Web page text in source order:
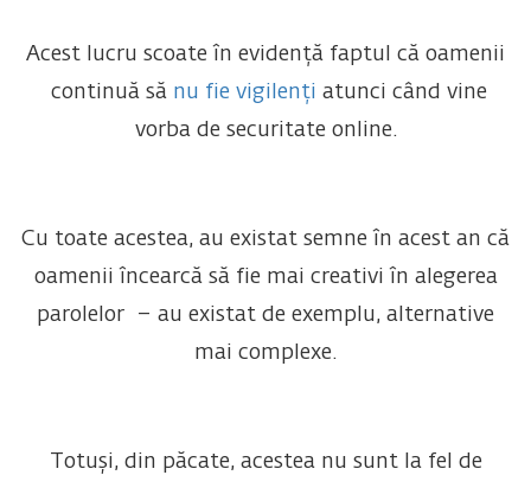
Acest lucru scoate în evidență faptul că oamenii
continuă să nu fie vigilenți atunci când vine
vorba de securitate online.
Cu toate acestea, au existat semne în acest an că
oamenii încearcă să fie mai creativi în alegerea
parolelor – au existat de exemplu, alternative
mai complexe.
Totuși, din păcate, acestea nu sunt la fel de